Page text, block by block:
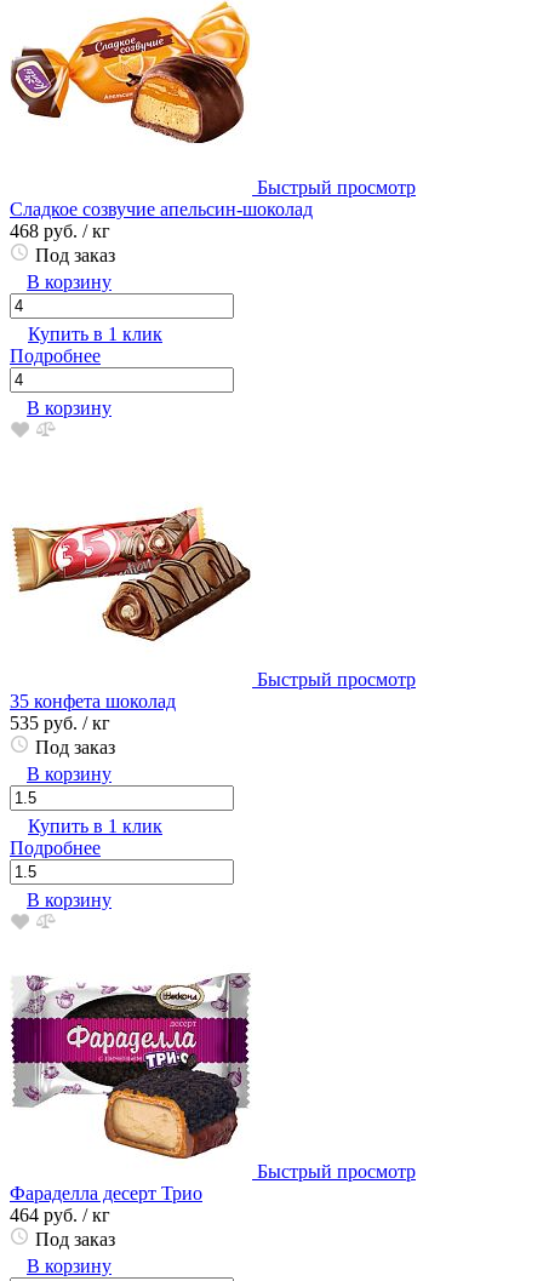
Быстрый просмотр
Сладкое созвучие апельсин-шоколад
468 руб. / кг
Под заказ
В корзину
Купить в 1 клик
Подробнее
В корзину
Быстрый просмотр
35 конфета шоколад
535 руб. / кг
Под заказ
В корзину
Купить в 1 клик
Подробнее
В корзину
Быстрый просмотр
Фараделла десерт Трио
464 руб. / кг
Под заказ
В корзину